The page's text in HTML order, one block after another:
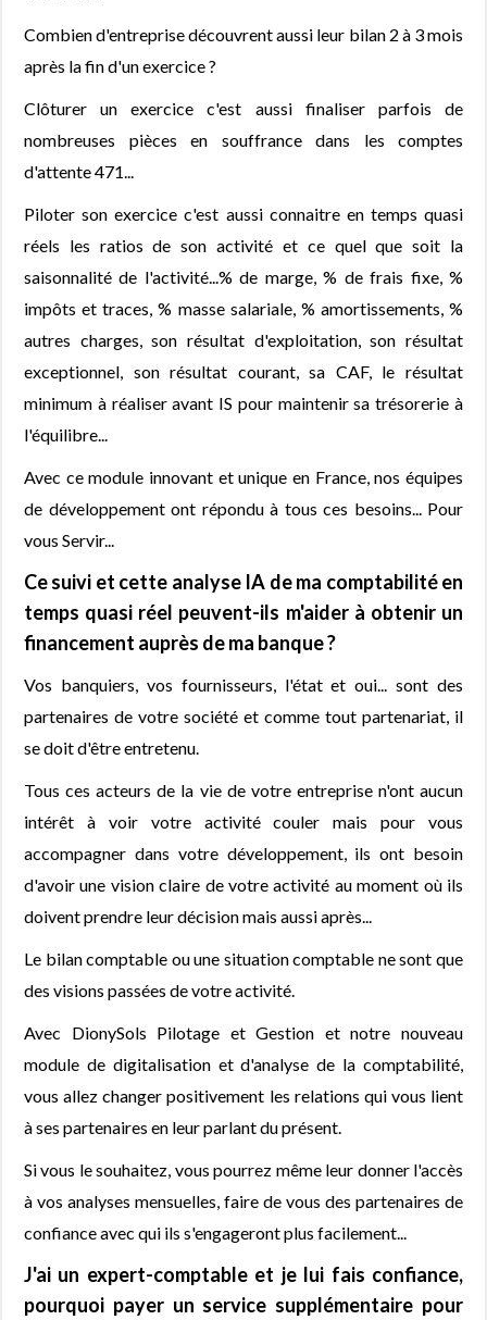
Combien d'entreprise découvrent aussi leur bilan 2 à 3 mois
après la fin d'un exercice ?
Clôturer un exercice c'est aussi finaliser parfois de
nombreuses pièces en souffrance dans les comptes
d'attente 471...
Piloter son exercice c'est aussi connaitre en temps quasi
réels les ratios de son activité et ce quel que soit la
saisonnalité de l'activité...% de marge, % de frais fixe, %
impôts et traces, % masse salariale, % amortissements, %
autres charges, son résultat d'exploitation, son résultat
exceptionnel, son résultat courant, sa CAF, le résultat
minimum à réaliser avant IS pour maintenir sa trésorerie à
l'équilibre...
Avec ce module innovant et unique en France, nos équipes
de développement ont répondu à tous ces besoins... Pour
vous Servir...
Ce suivi et cette analyse IA de ma comptabilité en
temps quasi réel peuvent-ils m'aider à obtenir un
financement auprès de ma banque ?
Vos banquiers, vos fournisseurs, l'état et oui... sont des
partenaires de votre société et comme tout partenariat, il
se doit d'être entretenu.
Tous ces acteurs de la vie de votre entreprise n'ont aucun
intérêt à voir votre activité couler mais pour vous
accompagner dans votre développement, ils ont besoin
d'avoir une vision claire de votre activité au moment où ils
doivent prendre leur décision mais aussi après...
Le bilan comptable ou une situation comptable ne sont que
des visions passées de votre activité.
Avec DionySols Pilotage et Gestion et notre nouveau
module de digitalisation et d'analyse de la comptabilité,
vous allez changer positivement les relations qui vous lient
à ses partenaires en leur parlant du présent.
Si vous le souhaitez, vous pourrez même leur donner l'accès
à vos analyses mensuelles, faire de vous des partenaires de
confiance avec qui ils s'engageront plus facilement...
J'ai un expert-comptable et je lui fais confiance,
pourquoi payer un service supplémentaire pour